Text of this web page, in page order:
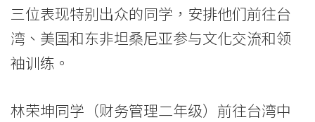
不
同
文
化
三位表现特别出众的同学，安排他们前往台
湾、美国和东非坦桑尼亚参与文化交流和领
袖训练。
林荣坤同学（财务管理二年级）前往台湾中